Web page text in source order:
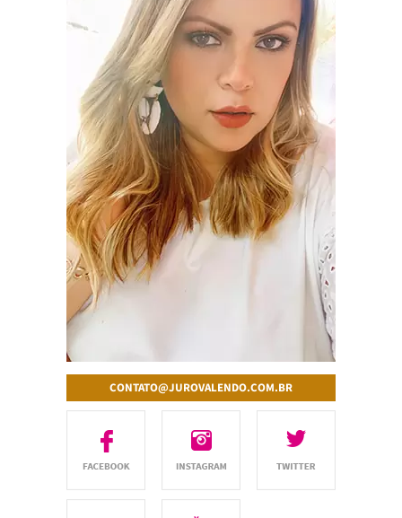
CONTATO@JUROVALENDO.COM.BR